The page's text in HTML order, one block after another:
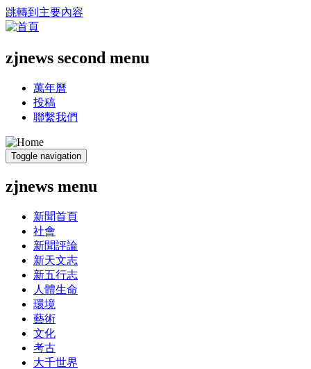
跳轉到主要內容
zjnews second menu
萬年曆
投稿
聯繫我們
Toggle navigation
zjnews menu
新聞首頁
社會
新聞評論
新天文志
新五行志
人體生命
環境
藝術
文化
考古
大千世界